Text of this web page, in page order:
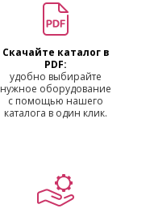
Скачайте каталог в
PDF:
удобно выбирайте
нужное оборудование
с помощью нашего
каталога в один клик.